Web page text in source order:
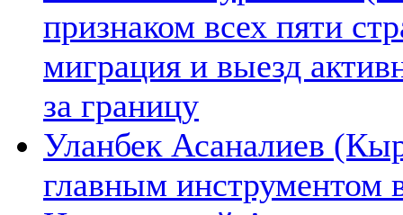
признаком всех пяти
миграция и выезд
за границу
Уланбек Асаналиев
главным инструментом